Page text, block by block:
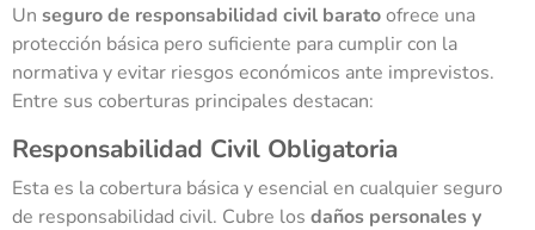
Un seguro de responsabilidad civil baratoofrece una
protección básica pero suficiente para cumplir con la
normativa y evitar riesgos económicos ante imprevistos.
Entre sus coberturas principales destacan:
Responsabilidad Civil Obligatoria
Esta es la cobertura básica y esencial en cualquier seguro
de responsabilidad civil. Cubre los daños personales y